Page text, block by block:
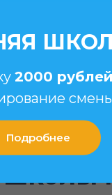
2000 рублей
Подробнее